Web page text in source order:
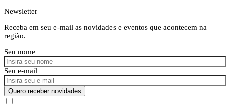
Newsletter
Receba em seu e-mail as novidades e eventos que acontecem na
região.
Seu nome
Seu e-mail
Quero receber novidades